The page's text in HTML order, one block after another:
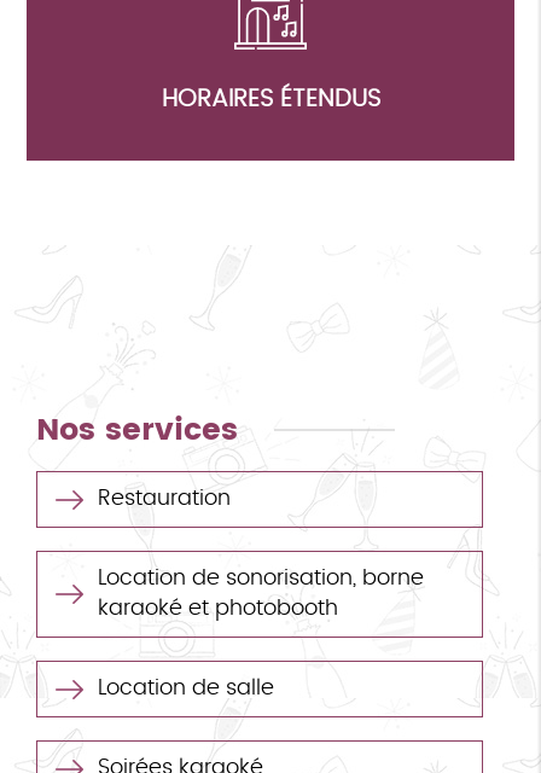
HORAIRES ÉTENDUS
Nos services
Restauration
Location de sonorisation, borne
karaoké et photobooth
Location de salle
Soirées karaoké